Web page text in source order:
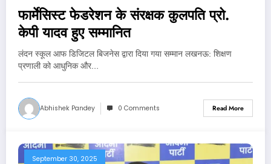
फार्मेसिस्ट फेडरेशन के संरक्षक कुलपति प्रो.
केपी यादव हुए सम्मानित
लंदन स्कूल आफ डिजिटल बिजनेस द्वारा दिया गया सम्मान लखनऊ: शिक्षण
प्रणाली को आधुनिक और…
Abhishek Pandey 0 Comments Read More
September 30, 2025